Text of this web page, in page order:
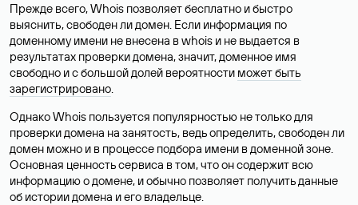
Прежде всего, Whois позволяет бесплатно и быстро
выяснить, свободен ли домен. Если информация по
доменному имени не внесена в whois и не выдается в
результатах проверки домена, значит, доменное имя
свободно и с большой долей вероятности может быть
зарегистрировано.
Однако Whois пользуется популярностью не только для
проверки домена на занятость, ведь определить, свободен ли
домен можно и в процессе подбора имени в доменной зоне.
Основная ценность сервиса в том, что он содержит всю
информацию о домене, и обычно позволяет получить данные
об истории домена и его владельце.